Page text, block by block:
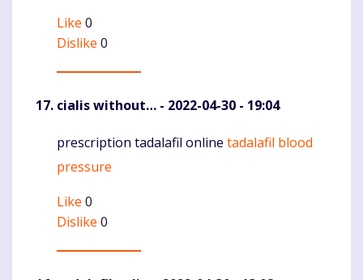
Like 0
Dislike 0
cialis without… - 2022-04-30 - 19:04
Komentaras
prescription tadalafil online tadalafil blood
pressure
Like 0
Dislike 0